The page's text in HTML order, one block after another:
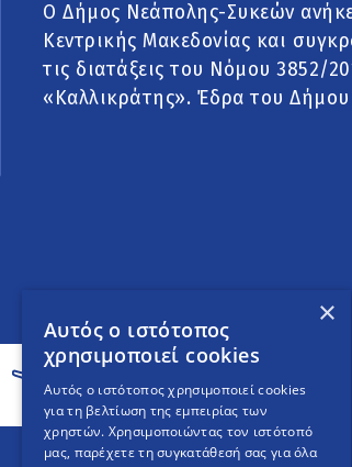
Ο Δήμος Νεάπολης-Συκεών
Κεντρικής Μακεδονίας και
τις διατάξεις του Νόμου 3852/
«Καλλικράτης». Έδρα του Δήμου
×
Αυτός ο ιστότοπος
χρησιμοποιεί cookies
Αυτός ο ιστότοπος χρησιμοποιεί cookies
για τη βελτίωση της εμπειρίας των
χρηστών. Χρησιμοποιώντας τον ιστότοπό
μας, παρέχετε τη συγκατάθεσή σας για όλα